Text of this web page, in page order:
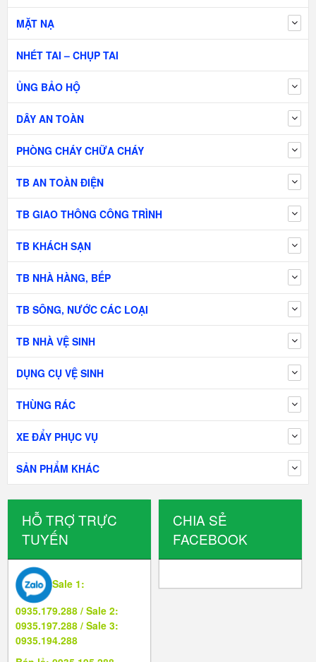
MẶT NẠ
NHÉT TAI – CHỤP TAI
ỦNG BẢO HỘ
DÂY AN TOÀN
PHÒNG CHÁY CHỮA CHÁY
TB AN TOÀN ĐIỆN
TB GIAO THÔNG CÔNG TRÌNH
TB KHÁCH SẠN
TB NHÀ HÀNG, BẾP
TB SÔNG, NƯỚC CÁC LOẠI
TB NHÀ VỆ SINH
DỤNG CỤ VỆ SINH
THÙNG RÁC
XE ĐẨY PHỤC VỤ
SẢN PHẨM KHÁC
HỖ TRỢ TRỰC
TUYẾN
Sale 1:
0935.179.288 / Sale 2:
0935.197.288 / Sale 3:
0935.194.288
CHIA SẺ
FACEBOOK